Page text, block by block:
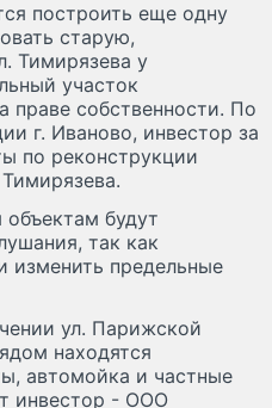
построить еще одну
старую,
Тимирязева у
участок
праве собственности. По
г. Иваново, инвестор за
по реконструкции
будут
так как
изменить предельные
ул. Парижской
находятся
автомойка и частные
инвестор - ООО